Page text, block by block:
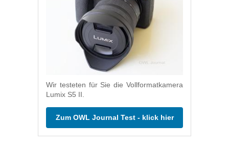
Wir testeten für Sie die Vollformatkamera
Lumix S5 II.
Zum OWL Journal Test - klick hier